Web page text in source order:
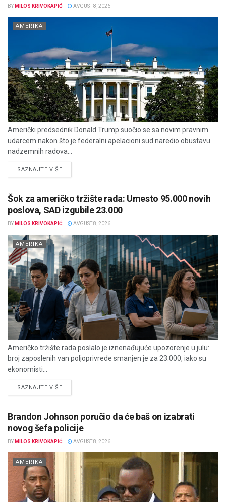
BY MILOS KRIVOKAPIĆ AVGUST 8, 2026
AMERIKA
Američki predsednik Donald Trump suočio se sa novim pravnim
udarcem nakon što je federalni apelacioni sud naredio obustavu
nadzemnih radova...
SAZNAJTE VIŠEDETAILS
Šok za američko tržište rada: Umesto 95.000 novih
poslova, SAD izgubile 23.000
BY MILOS KRIVOKAPIĆ AVGUST 8, 2026
AMERIKA
Američko tržište rada poslalo je iznenađujuće upozorenje u julu:
broj zaposlenih van poljoprivrede smanjen je za 23.000, iako su
ekonomisti...
SAZNAJTE VIŠEDETAILS
Brandon Johnson poručio da će baš on izabrati
novog šefa policije
BY MILOS KRIVOKAPIĆ AVGUST 8, 2026
AMERIKA